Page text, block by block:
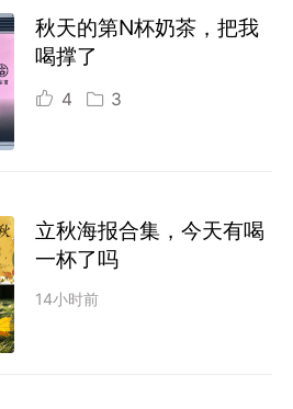
秋天的第N杯奶茶，把我
喝撑了
4 3
立秋海报合集，今天有喝
一杯了吗
14小时前